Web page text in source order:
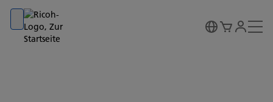
Go to banner
Go to content
Go to footer